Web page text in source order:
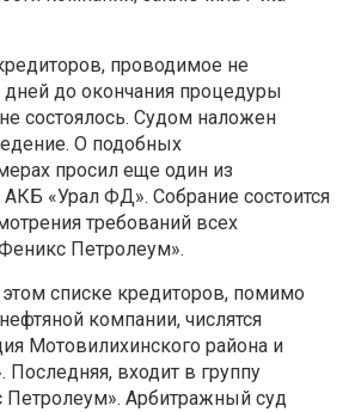
проводимое не
дней до окончания процедуры
состоялось. Судом наложен
О подобных
просил еще один из
«Урал ФД». Собрание состоится
требований всех
Петролеум».
списке кредиторов, помимо
компании, числятся
Мотовилихинского района и
входит в группу
Петролеум». Арбитражный суд